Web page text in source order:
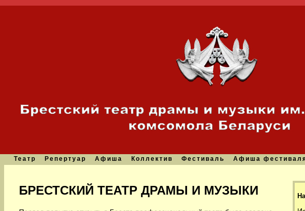
Театр Репертуар Афиша Коллектив Фестиваль Афиша
БРЕСТСКИЙ ТЕАТР ДРАМЫ И МУЗЫКИ